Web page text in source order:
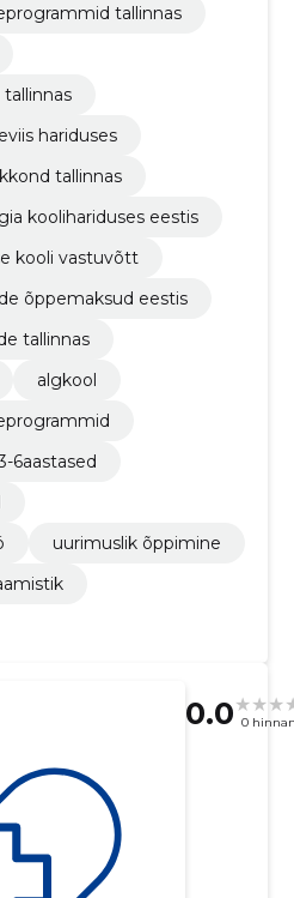
tallinnas
hariduses
tallinnas
koolihariduses eestis
kooli vastuvõtt
õppemaksud eestis
tallinnas
algkool
6aastased
uurimuslik õppimine
0.0 0